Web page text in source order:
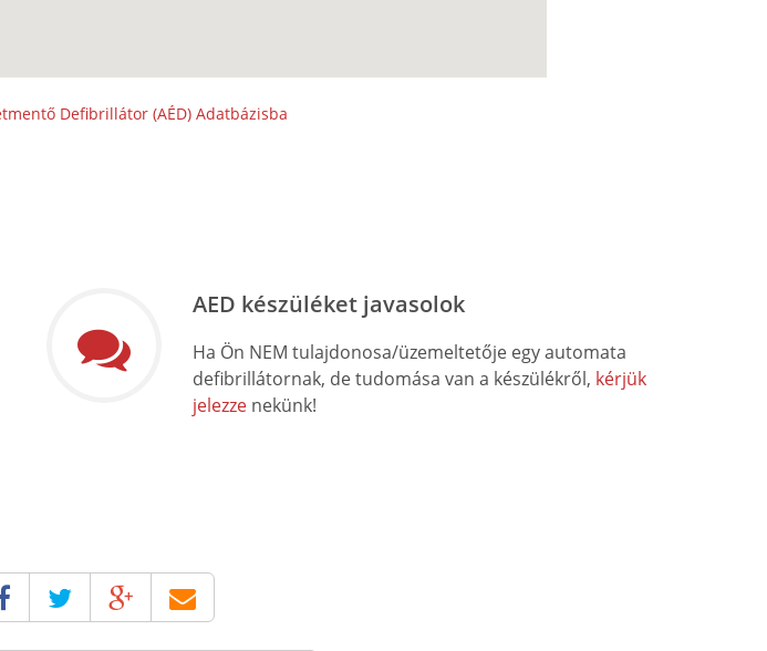
Defibrillátor (AÉD) Adatbázisba
AED készüléket javasolok
Ha Ön NEM tulajdonosa/üzemeltetője egy automata
defibrillátornak, de tudomása van a készülékről, kérjük
jelezze nekünk!